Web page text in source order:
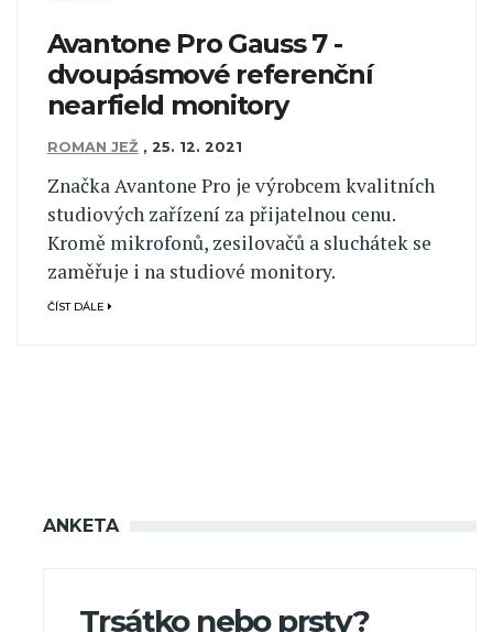
Avantone Pro Gauss 7 -
dvoupásmové referenční
nearfield monitory
ROMAN JEŽ , 25. 12. 2021
Značka Avantone Pro je výrobcem kvalitních
studiových zařízení za přijatelnou cenu.
Kromě mikrofonů, zesilovačů a sluchátek se
zaměřuje i na studiové monitory.
ČÍST DÁLE
ANKETA
Trsátko nebo prsty?